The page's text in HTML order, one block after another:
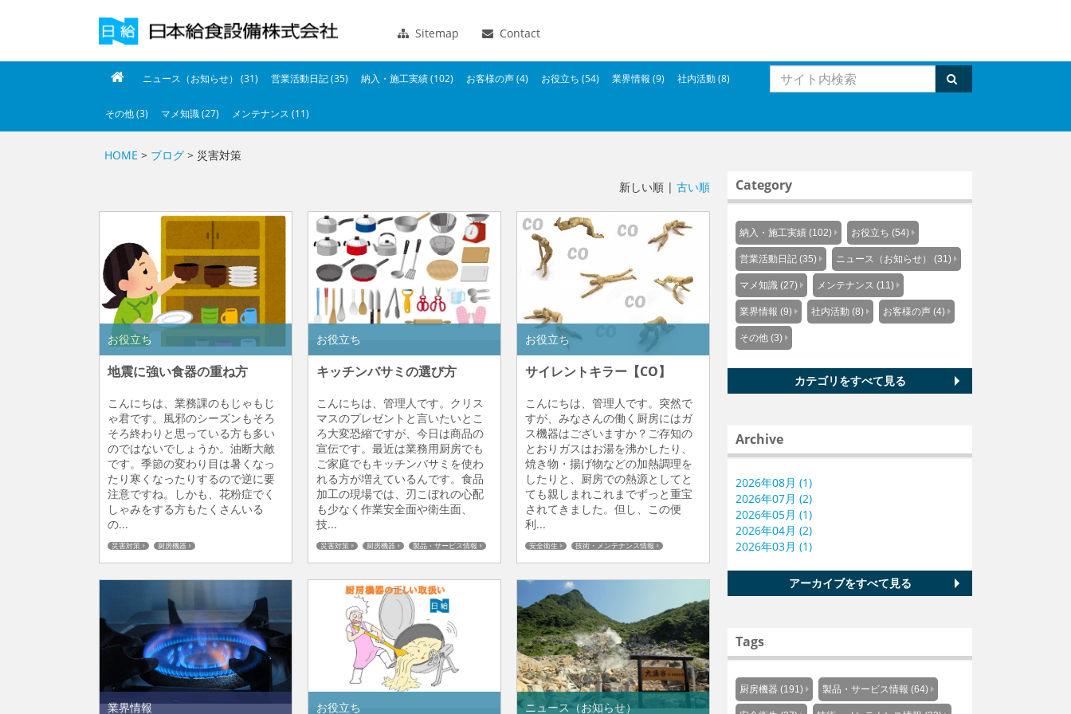
Sitemap Contact
ニュース（お知らせ） (31) 営業活動日記 (35) 納入・施工実績 (102) お客様の声 (4) お役立ち (54) 業界情報 (9) 社内活動 (8)
その他 (3) マメ知識 (27) メンテナンス (11)
HOME > ブログ > 災害対策
新しい順 |古い順
お役立ち
地震に強い食器の重ね方
こんにちは、業務課のもじゃもじ
ゃ君です。風邪のシーズンもそろ
そろ終わりと思っている方も多い
のではないでしょうか。油断大敵
です。季節の変わり目は暑くなっ
たり寒くなったりするので逆に要
注意ですね。しかも、花粉症でく
しゃみをする方もたくさんいる
の...
災害対策 厨房機器
お役立ち
キッチンバサミの選び方
こんにちは、管理人です。クリス
マスのプレゼントと言いたいとこ
ろ大変恐縮ですが、今日は商品の
宣伝です。最近は業務用厨房でも
ご家庭でもキッチンバサミを使わ
れる方が増えているんです。食品
加工の現場では、刃こぼれの心配
も少なく作業安全面や衛生面、
技...
災害対策 厨房機器 製品・サービス情報
お役立ち
サイレントキラー【CO】
こんにちは、管理人です。突然で
すが、みなさんの働く厨房にはガ
ス機器はございますか？ご存知の
とおりガスはお湯を沸かしたり、
焼き物・揚げ物などの加熱調理を
したりと、厨房での熱源としてと
ても親しまれこれまでずっと重宝
されてきました。但し、この便
利...
安全衛生
技術・メンテナンス情報
業界情報 お役立ち ニュース（お知らせ）
Category
納入・施工実績 (102) お役立ち (54)
営業活動日記 (35) ニュース（お知らせ） (31)
マメ知識 (27) メンテナンス (11)
業界情報 (9) 社内活動 (8) お客様の声 (4)
その他 (3)
カテゴリをすべて見る
Archive
2026年08月 (1)
2026年07月 (2)
2026年05月 (1)
2026年04月 (2)
2026年03月 (1)
アーカイブをすべて見る
Tags
厨房機器 (191) 製品・サービス情報 (64)